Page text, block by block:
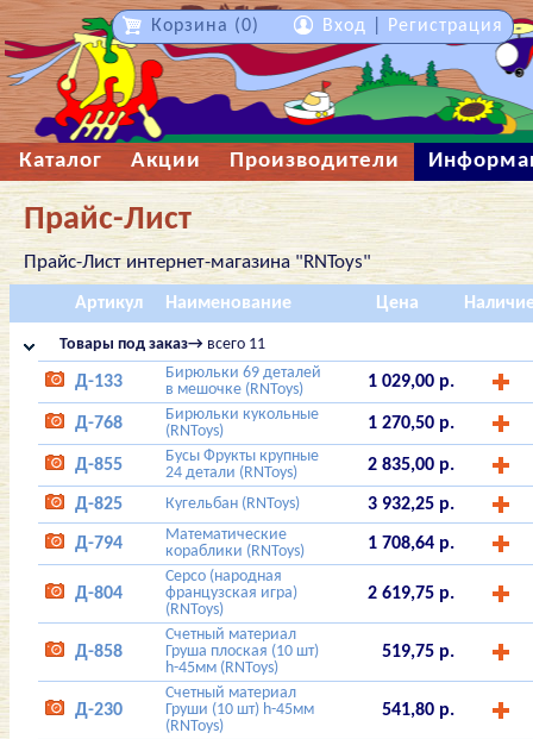
Каталог Акции Производители
Прайс-Лист
Прайс-Лист интернет-магазина "RNToys"
Артикул Наименование Цена
Товары под заказ→ всего 11
Д-133
Бирюльки 69 деталей
в мешочке (RNToys)
1 029,00 р.
Д-768
Бирюльки кукольные
(RNToys)
1 270,50 р.
Д-855
Бусы Фрукты крупные
24 детали (RNToys)
2 835,00 р.
Д-825 Кугельбан (RNToys) 3 932,25 р.
Д-794
Математические
кораблики (RNToys)
1 708,64 р.
Д-804
Серсо (народная
французская игра)
(RNToys)
2 619,75 р.
Д-858
Счетный материал
Груша плоская (10 шт)
h-45мм (RNToys)
519,75 р.
Д-230
Счетный материал
Груши (10 шт) h-45мм
(RNToys)
541,80 р.
Корзина (0) Вход Регистрация